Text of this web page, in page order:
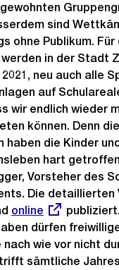
sind
ohne Publikum. Für
in der Stadt
neu auch alle
auf
wir endlich wieder
können. Denn die
haben die Kinder
hart
Vorsteher des
Die detaillierten
Externer
Link:
online
dürfen
wie vor nicht
sämtliche